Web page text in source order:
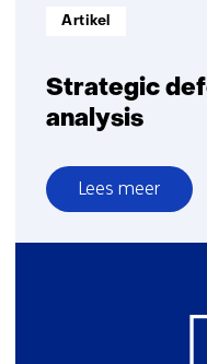
Strategic
analysis
Informatietype:
Artikel
Lees meer
over
Strategic